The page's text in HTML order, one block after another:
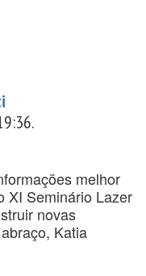
melhor
XI Seminário Lazer
novas
Katia